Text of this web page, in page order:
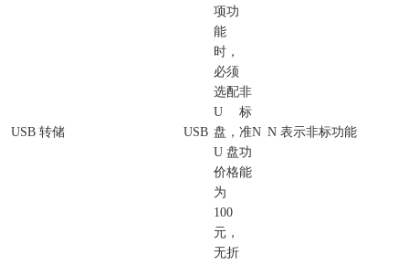
USB 转储 USB
项功
能
时，
必须
选配
U
盘，
U 盘
价格
为
100
元，
无折
非
标
准
功
能
N N 表示非标功能